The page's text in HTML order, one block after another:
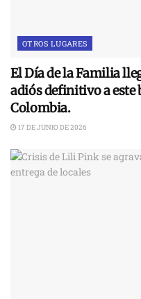
OTROS LUGARES
El Día de la Familia
adiós definitivo a
Colombia.
17 DE JUNIO DE 2026